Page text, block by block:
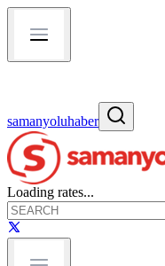
samanyoluhaber
Loading rates...